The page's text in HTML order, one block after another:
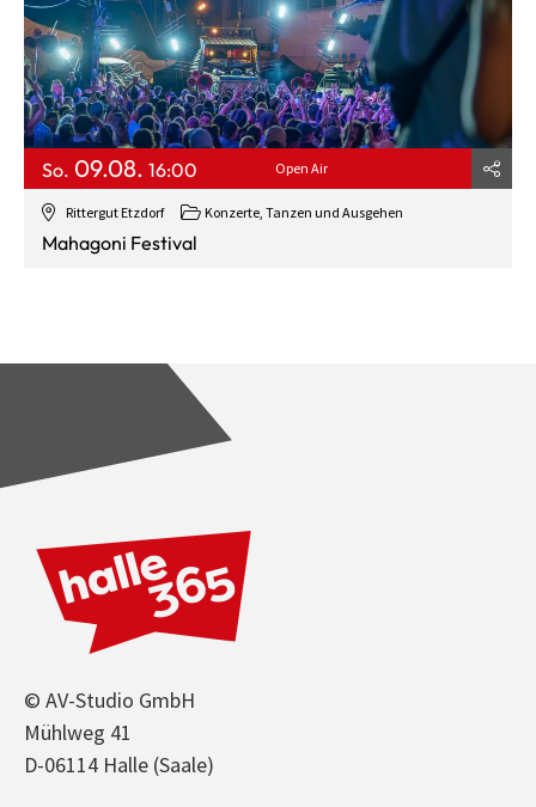
Rittergut Etzdorf Konzerte, Tanzen und Ausgehen
So. 09.08. 16:00 Open Air
Mahagoni Festival
© AV-Studio GmbH
Mühlweg 41
D-06114 Halle (Saale)